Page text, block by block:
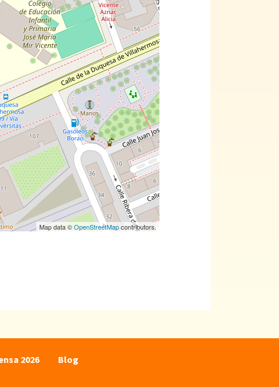
Map data ©OpenStreetMapcontributors.
2026 Blog